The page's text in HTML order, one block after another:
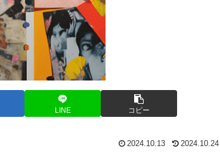
LINE コピー
2024.10.13 2024.10.24